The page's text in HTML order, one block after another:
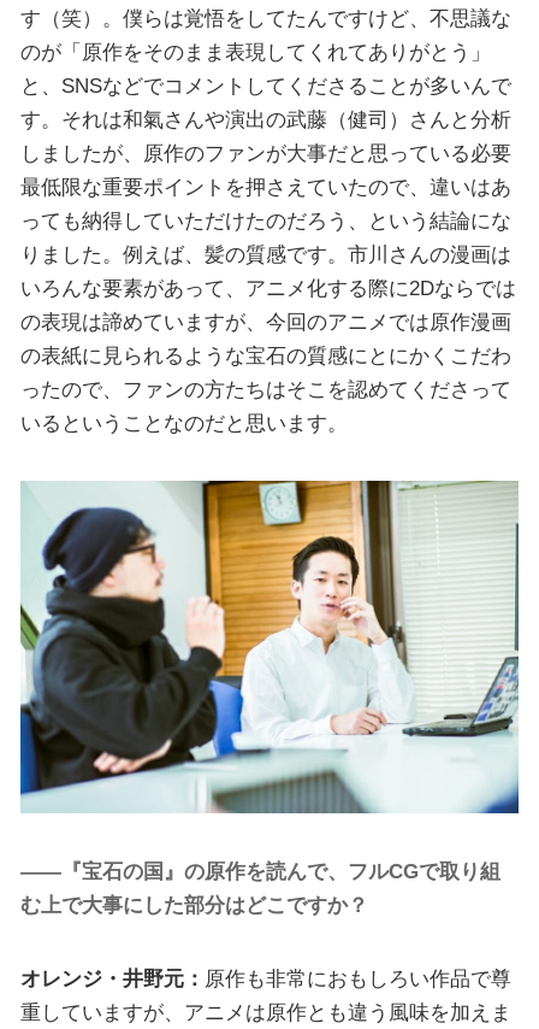
す（笑）。僕らは覚悟をしてたんですけど、不思議な
のが「原作をそのまま表現してくれてありがとう」
と、SNSなどでコメントしてくださることが多いんで
す。それは和氣さんや演出の武藤（健司）さんと分析
しましたが、原作のファンが大事だと思っている必要
最低限な重要ポイントを押さえていたので、違いはあ
っても納得していただけたのだろう、という結論にな
りました。例えば、髪の質感です。市川さんの漫画は
いろんな要素があって、アニメ化する際に2Dならでは
の表現は諦めていますが、今回のアニメでは原作漫画
の表紙に見られるような宝石の質感にとにかくこだわ
ったので、ファンの方たちはそこを認めてくださって
いるということなのだと思います。
――『宝石の国』の原作を読んで、フルCGで取り組
む上で大事にした部分はどこですか？
オレンジ・井野元： 原作も非常におもしろい作品で尊
重していますが、アニメは原作とも違う風味を加えま